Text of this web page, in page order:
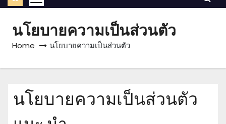
นโยบายความเป็นส่วนตัว
Home นโยบายความเป็นส่วนตัว
นโยบายความเป็นส่วนตัว